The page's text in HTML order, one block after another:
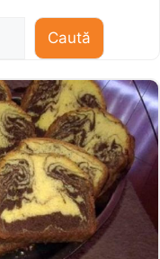
Caută